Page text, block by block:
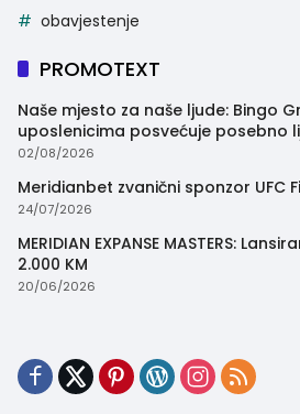
obavjestenje
PROMOTEXT
Naše mjesto za naše ljude: Bingo
uposlenicima posvećuje posebno
trenutak
02/08/2026
Meridianbet zvanični sponzor UFC
24/07/2026
MERIDIAN EXPANSE MASTERS:
2.000 KM
20/06/2026